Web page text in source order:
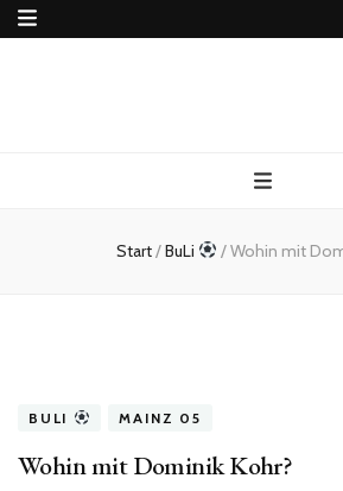
Start/BuLi /Wohin mit
BULI MAINZ 05
Wohin mit Dominik Kohr?